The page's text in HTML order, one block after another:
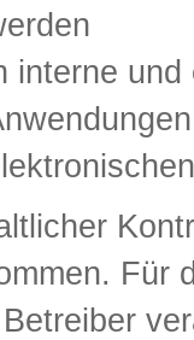
interne
Für